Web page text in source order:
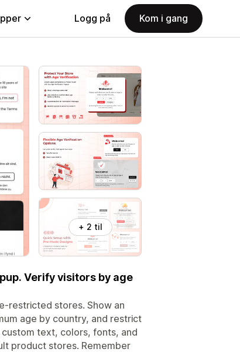
Logg på Kom i gang
+ 2 til
Verify visitors by age
restricted stores. Show an
age by country, and restrict
text, colors, fonts, and
product stores. Remember